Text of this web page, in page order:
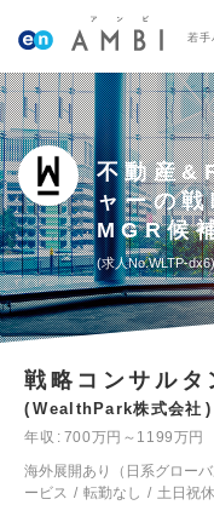
若手
不動産
ャーの
MGR候
求人No.WLTP-dx6
戦略コンサルタ
WealthPark株式会社
年収
700万円～1199万円
海外展開あり（日系グローバ
ービス
転勤なし 土日祝